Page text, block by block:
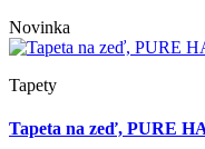
Novinka
Tapety
Tapeta na zeď, PURE